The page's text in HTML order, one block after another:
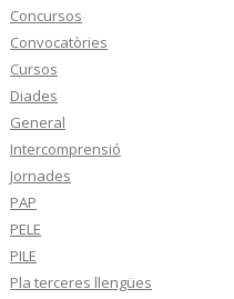
Concursos
Convocatòries
Cursos
Diades
General
Intercomprensió
Jornades
PAP
PELE
PILE
Pla terceres llengües